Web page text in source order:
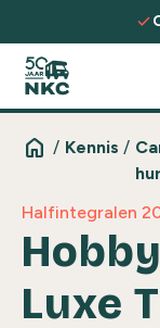
Spring naar de
met de camper
home / Kennis /
Halfintegralen
Luxe